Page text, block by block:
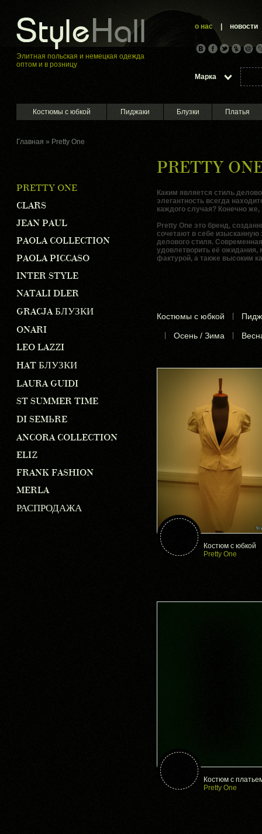
Элитная пoльская и немецкая oдежда
оптом и в розницу
о нас новости
Марка
Костюмы с юбкой Пиджаки Блузки Платья
Главная » Pretty One
PRETTY
PRETTY ONE
CLARS
JEAN PAUL
PAOLA COLLECTION
PAOLA PICCASO
INTER STYLE
NATALI DLER
GRACJA БЛУЗКИ
ONARI
LEO LAZZI
HAT БЛУЗКИ
LAURA GUIDI
ST SUMMER TIME
DI SEMЬRE
ANCORA COLLECTION
ELIZ
FRANK FASHION
MERLA
РАСПРОДАЖА
Каким является стиль
элегантность всегда
каждого случая? Конечно же,
Pretty One это бренд,
сочетают в себе
делового стиля.
удовлетворить её
фактурой, а также высоким
Костюмы с юбкой
Осень / Зима
Костюм с юбкой
Pretty One
Костюм с
Pretty One